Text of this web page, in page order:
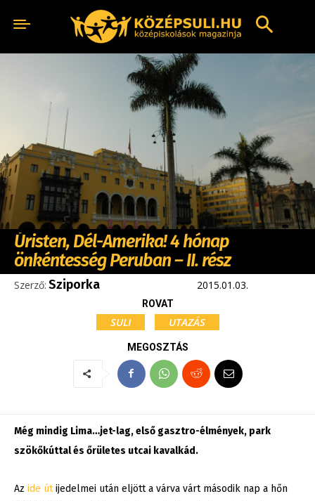
Úristen, Dél-Amerika! 4 hónap
önkéntesség Peruban – II. rész
Szerző: Sziporka 2015.01.03.
ROVAT
SULI UTAZÁS
MEGOSZTÁS
Még mindig Lima…jet-lag, első gasztro-élmények, park
szökőkúttal és őrületes utcai kavalkád.
Az ide útijedelmei után eljött a várva várt második nap a hőn